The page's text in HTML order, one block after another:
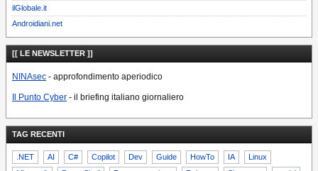
ilGlobale.it
Androidiani.net
[[ LE NEWSLETTER ]]
NINAsec - approfondimento aperiodico
Il Punto Cyber - il briefing italiano giornaliero
TAG RECENTI
.NET AI C# Copilot Dev Guide HowTo IA
Linux